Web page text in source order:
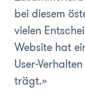
bei diesem
vielen
Website hat
User-
trägt.»